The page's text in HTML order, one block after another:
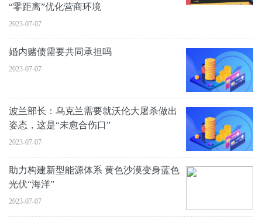
“零距离”优化营商环境
2023-07-07
婚内赌债需要共同承担吗
2023-07-07
波兰部长：乌克兰需要就沃伦大屠杀做出
姿态，这是“未愈合伤口”
2023-07-07
助力构建新型能源体系 黄色沙漠变身蓝色
光伏“海洋”
2023-07-07